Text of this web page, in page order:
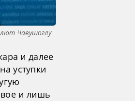
Чавушоглу
и далее
уступки
и лишь